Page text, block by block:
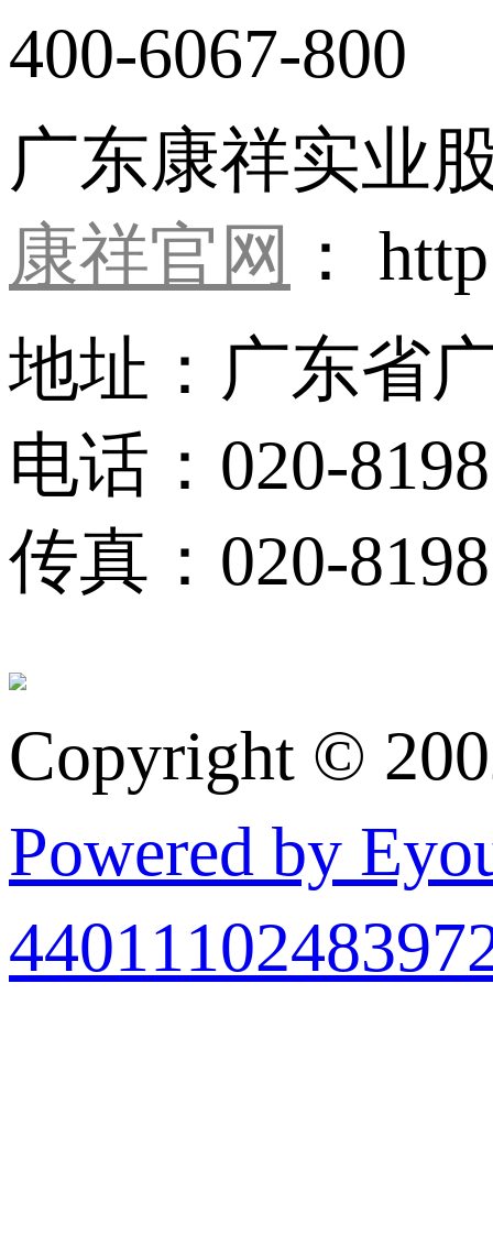
400-6067-800
广东康祥实业
康祥官网 ：
地址：广东省
电话：020-
传真：020-
Copyright ©
Powered by